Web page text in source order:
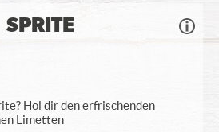
SPRITE
Hol dir den erfrischenden
Limetten